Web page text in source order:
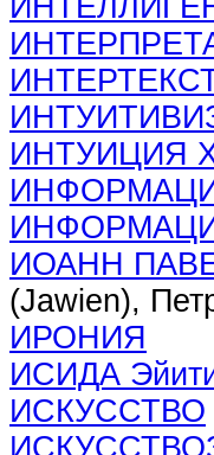
ИНТУИЦИЯ
ИОАНН
(Jawien),
ИРОНИЯ
ИСИДА
ИСКУССТВО